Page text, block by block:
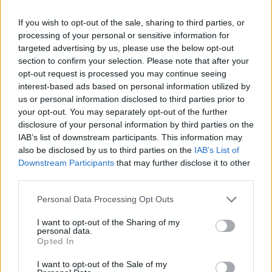
If you wish to opt-out of the sale, sharing to third parties, or
processing of your personal or sensitive information for
targeted advertising by us, please use the below opt-out
section to confirm your selection. Please note that after your
opt-out request is processed you may continue seeing
interest-based ads based on personal information utilized by
us or personal information disclosed to third parties prior to
your opt-out. You may separately opt-out of the further
disclosure of your personal information by third parties on the
IAB’s list of downstream participants. This information may
also be disclosed by us to third parties on the IAB’s List of
Downstream Participants that may further disclose it to other
Personal Data Processing Opt Outs
I want to opt-out of the Sharing of my
personal data.
Opted In
I want to opt-out of the Sale of my
Daniel Vondrouš: Současná Strana zelených - zbytečně
při zemi
29.5.2002
Z patnácti konkrétních opatření na zlepšení životního prostředí,
které politickým stranám zaslaly ekologické organizace, se jich
nejvíc splnit zavázala Koalice (9) a Strana zelených (7). Pro ostatní
strany byl tento test propadákem.
Ing. Jiří Trhlík: Hracholusky a motorové čluny
29.5.2002
Jak známo, vláda schválila 22. května vyhlášku, která stanovuje
vodní nádrže a toky se zákazem provozu plavidel se spalovacími
Plzeňsku se překvapivě nedostala do klíčové přílohy č. 1 této
vyhlášky, kde je vyjmenováno 64 vodních nádrží s úplným,
celoročním zákazem plavby plavidel se spalovacími motory – tedy
motorových člunů a vodních skútrů. Na Hracholusky se vztahuje
pouze Ministerstvem životního prostředí prosazený sezónní zákaz
lodní dopravy.